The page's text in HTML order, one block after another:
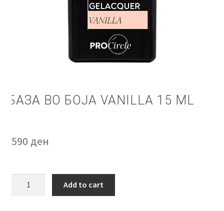
НАШИ БРЕНДОВИ ЗА КОЗМЕТИКА И ФРИЗЕРАЈ
ЗА НАС
БАЗА ВО БОЈА VANILLA 15 ML
590 ден
Add to cart